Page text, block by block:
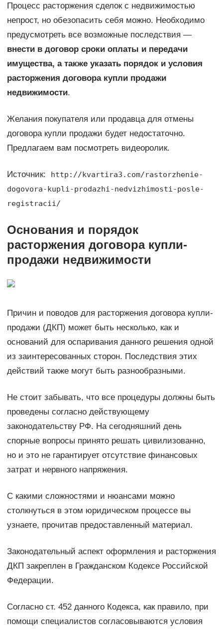
Процесс расторжения сделок с недвижимостью
непрост, но обезопасить себя можно. Необходимо
предусмотреть все возможные последствия —
внести в договор сроки оплаты и передачи
имущества, а также указать порядок и условия
расторжения договора купли продажи
недвижимости.
Желания покупателя или продавца для отмены
договора купли продажи будет недостаточно.
Предлагаем вам посмотреть видеоролик.
Источник:
http://kvartira3.com/rastorzhenie-
dogovora-kupli-prodazhi-nedvizhimosti-posle-
registracii/
Основания и порядок
расторжения договора купли-
продажи недвижимости
Причин и поводов для расторжения договора купли-
продажи (ДКП) может быть несколько, как и
оснований для оспаривания данного решения одной
из заинтересованных сторон. Последствия этих
действий также могут быть разнообразными.
Не стоит забывать, что все процедуры должны быть
проведены согласно действующему
законодательству РФ. На сегодняшний день
спорные вопросы принято решать цивилизованно,
но и это не гарантирует отсутствие финансовых
затрат и нервного напряжения.
С какими сложностями и нюансами можно
столкнуться в этом юридическом процессе вы
узнаете, прочитав предоставленный материал.
Законодательный аспект оформления и расторжения
ДКП закреплен в Гражданском Кодексе Российской
Федерации.
Согласно ст. 452 данного Кодекса, как правило, при
помощи специалистов согласовываются условия